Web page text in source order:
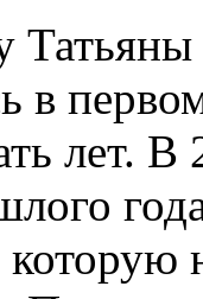
в
лет. В